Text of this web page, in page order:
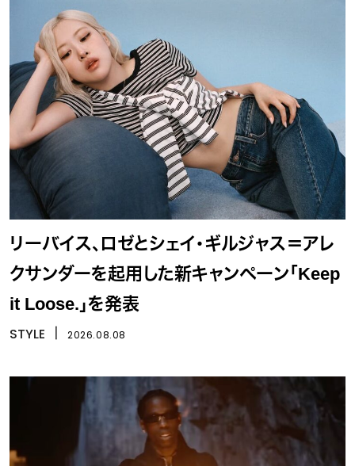
リーバイス、ロゼとシェイ・ギルジャス＝アレ
クサンダーを起用した新キャンペーン「Keep
it Loose.」を発表
STYLE 2026.08.08